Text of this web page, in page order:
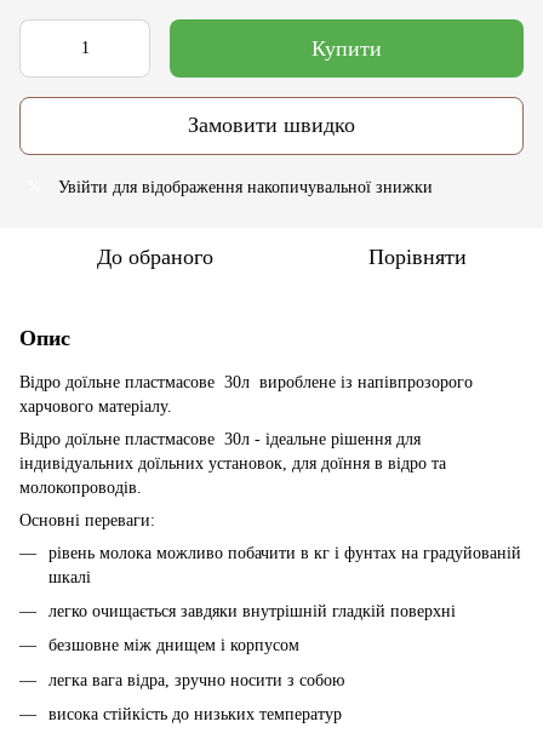
Купити
Замовити швидко
Увійти для відображення накопичувальної знижки
До обраного Порівняти
Опис
Відро доїльне пластмасове 30л вироблене із напівпрозорого
харчового матеріалу.
Відро доїльне пластмасове 30л - ідеальне рішення для
індивідуальних доїльних установок, для доїння в відро та
молокопроводів.
Основні переваги:
рівень молока можливо побачити в кг і фунтах на градуйованій
шкалі
легко очищається завдяки внутрішній гладкій поверхні
безшовне між днищем і корпусом
легка вага відра, зручно носити з собою
висока стійкість до низьких температур